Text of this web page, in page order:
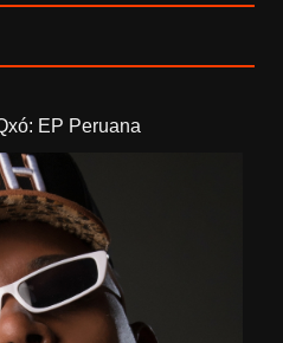
EP Peruana